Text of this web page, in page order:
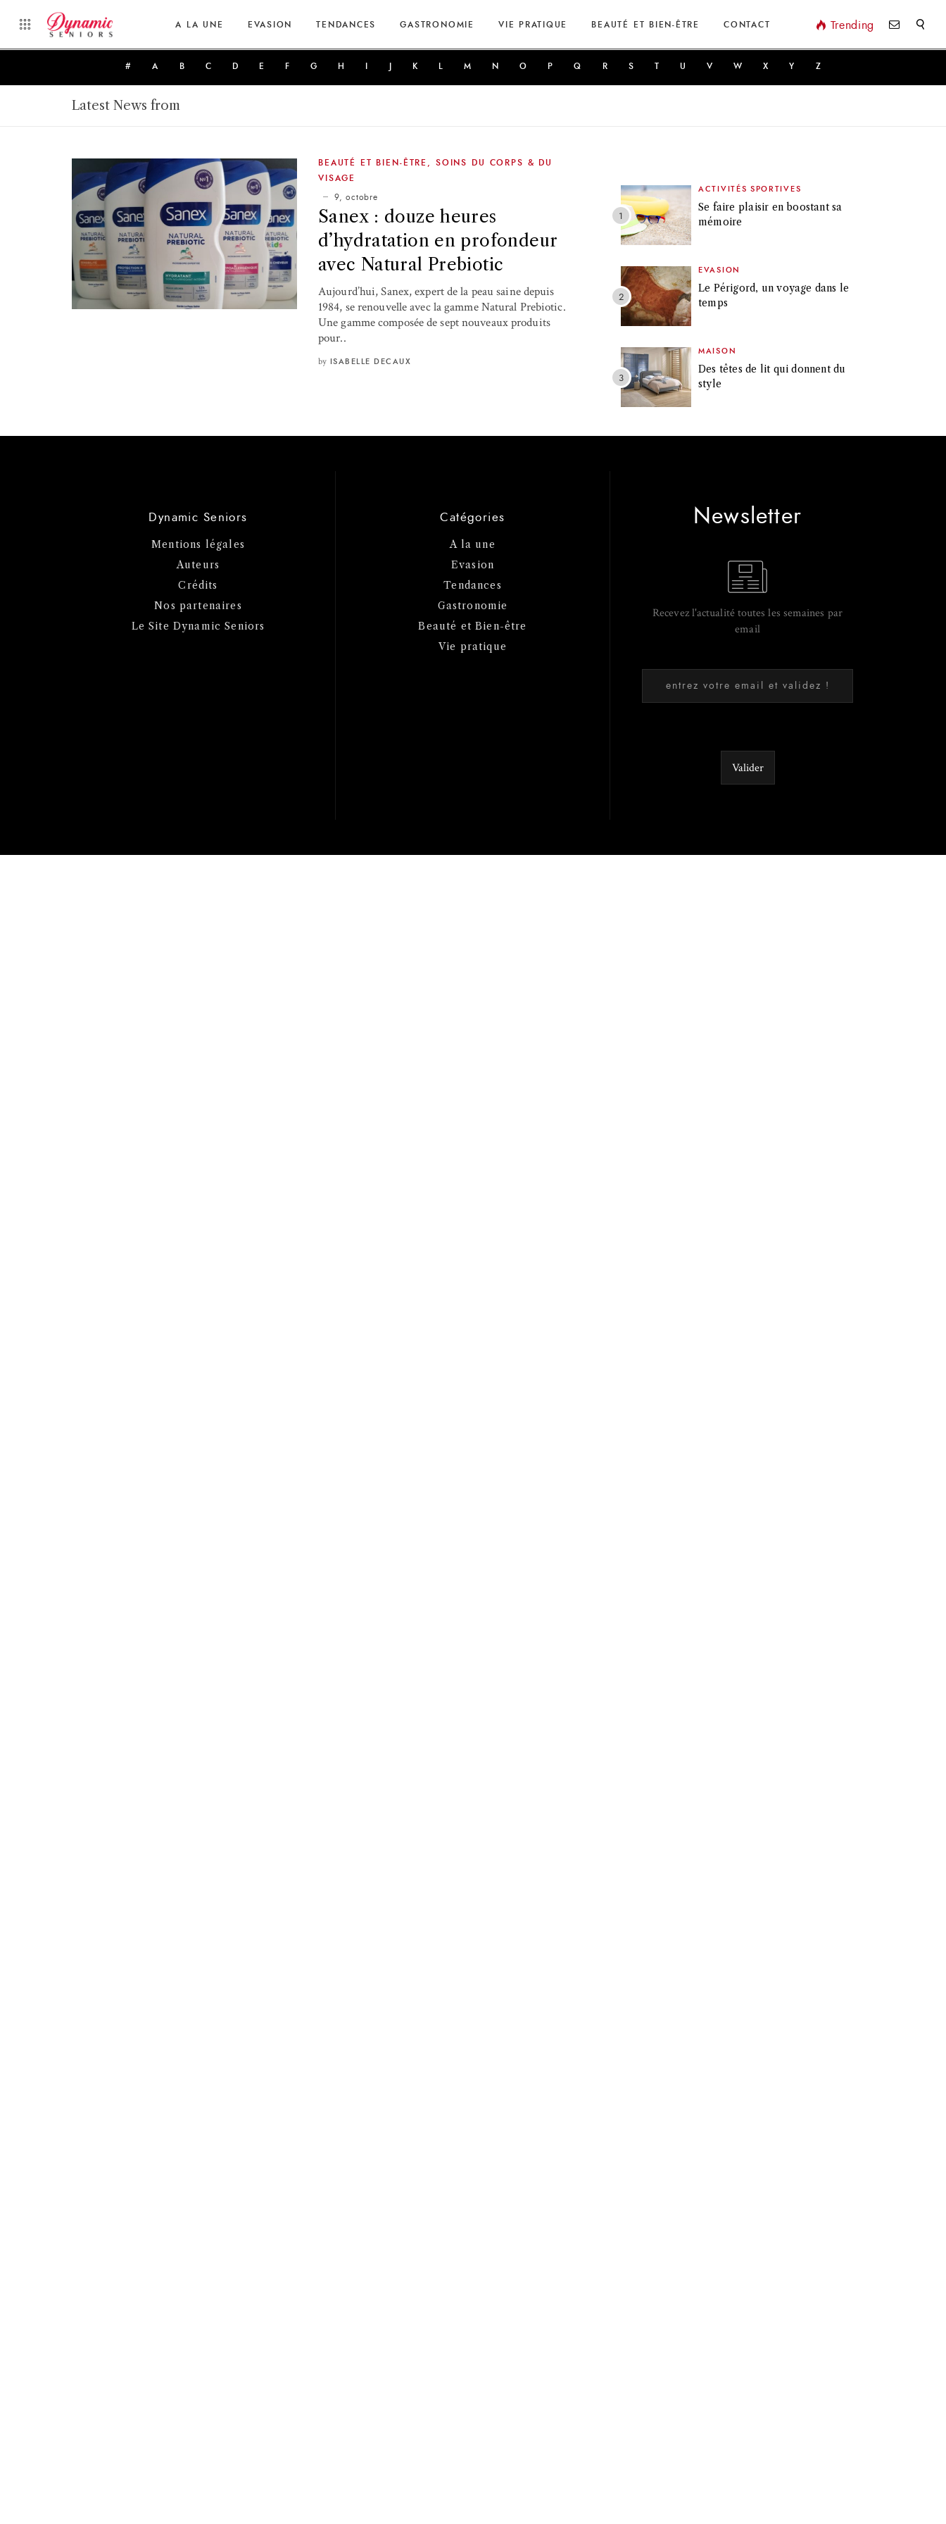
A LA UNE EVASION TENDANCES GASTRONOMIE VIE PRATIQUE BEAUTÉ ET BIEN-ÊTRE CONTACT Trending
# A B C D E F G H K M N O P Q R S T U V W X Y Z
Latest News from
BEAUTÉ ET BIEN-ÊTRE
SOINS DU CORPS & DU
VISAGE
9, octobre
Sanex : douze heures
d’hydratation en profondeur
avec Natural Prebiotic
Aujourd’hui, Sanex, expert de la peau saine depuis
1984, se renouvelle avec la gamme Natural Prebiotic.
Une gamme composée de sept nouveaux produits
pour..
by ISABELLE DECAUX
ACTIVITÉS SPORTIVES
Se faire plaisir en boostant sa
mémoire
EVASION
Le Périgord, un voyage dans le
temps
MAISON
Des têtes de lit qui donnent du
style
Dynamic Seniors
Mentions légales
Auteurs
Crédits
Nos partenaires
Le Site Dynamic Seniors
Catégories
A la une
Evasion
Tendances
Gastronomie
Beauté et Bien-être
Vie pratique
Newsletter
Recevez l'actualité toutes les semaines par
email